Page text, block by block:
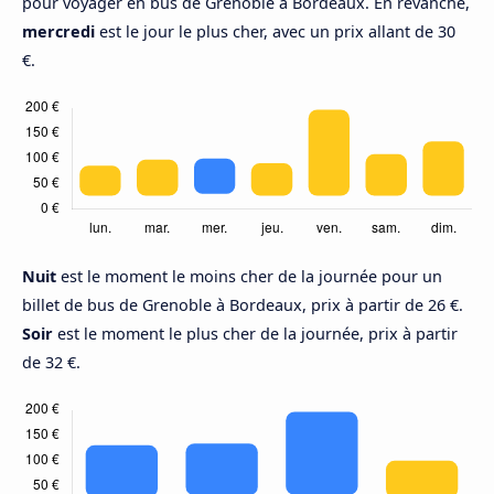
mercredi est le jour le plus cher, avec un prix allant de 30
€.
Nuit est le moment le moins cher de la journée pour un
billet de bus de Grenoble à Bordeaux, prix à partir de 26 €.
Soir est le moment le plus cher de la journée, prix à partir
de 32 €.